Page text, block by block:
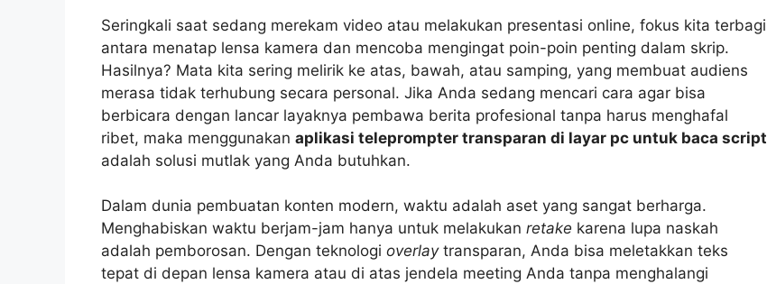
Seringkali saat sedang merekam video atau melakukan presentasi online, fokus kita terbagi
antara menatap lensa kamera dan mencoba mengingat poin-poin penting dalam skrip.
Hasilnya? Mata kita sering melirik ke atas, bawah, atau samping, yang membuat audiens
merasa tidak terhubung secara personal. Jika Anda sedang mencari cara agar bisa
berbicara dengan lancar layaknya pembawa berita profesional tanpa harus menghafal
ribet, maka menggunakan aplikasi teleprompter transparan di layar pc untuk baca script
adalah solusi mutlak yang Anda butuhkan.
Dalam dunia pembuatan konten modern, waktu adalah aset yang sangat berharga.
Menghabiskan waktu berjam-jam hanya untuk melakukan retake karena lupa naskah
adalah pemborosan. Dengan teknologi overlaytransparan, Anda bisa meletakkan teks
tepat di depan lensa kamera atau di atas jendela meeting Anda tanpa menghalangi